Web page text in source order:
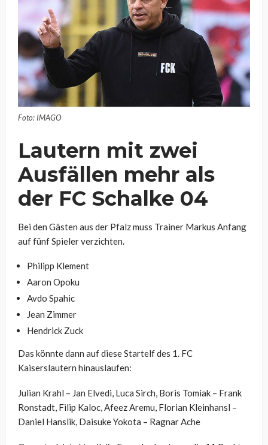
Foto: IMAGO
Lautern mit zwei
Ausfällen mehr als
der FC Schalke 04
Bei den Gästen aus der Pfalz muss Trainer Markus Anfang
auf fünf Spieler verzichten.
Philipp Klement
Aaron Opoku
Avdo Spahic
Jean Zimmer
Hendrick Zuck
Das könnte dann auf diese Startelf des 1. FC
Kaiserslautern hinauslaufen:
Julian Krahl – Jan Elvedi, Luca Sirch, Boris Tomiak – Frank
Ronstadt, Filip Kaloc, Afeez Aremu, Florian Kleinhansl –
Daniel Hanslik, Daisuke Yokota – Ragnar Ache